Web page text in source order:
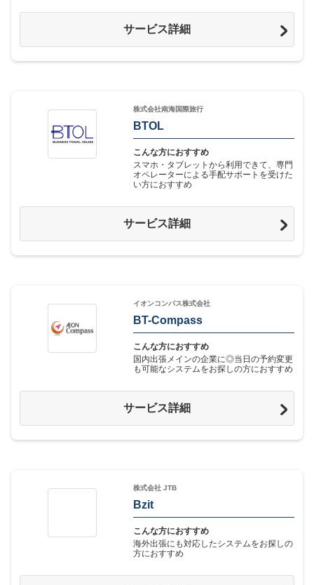
サービス詳細
株式会社南海国際旅行
BTOL
こんな方におすすめ
スマホ・タブレットから利用できて、専門
オペレーターによる手配サポートを受けた
い方におすすめ
サービス詳細
イオンコンパス株式会社
BT-Compass
こんな方におすすめ
国内出張メインの企業に◎当日の予約変更
も可能なシステムをお探しの方におすすめ
サービス詳細
株式会社 JTB
Bzit
こんな方におすすめ
海外出張にも対応したシステムをお探しの
方におすすめ